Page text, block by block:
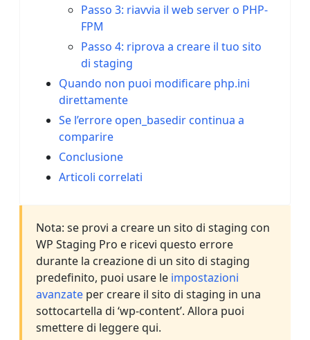
Passo 3: riavvia il web server o PHP-
FPM
Passo 4: riprova a creare il tuo sito
di staging
Quando non puoi modificare php.ini
direttamente
Se l’errore open_basedir continua a
comparire
Conclusione
Articoli correlati
Nota: se provi a creare un sito di staging con
WP Staging Pro e ricevi questo errore
durante la creazione di un sito di staging
predefinito, puoi usare le impostazioni
avanzate per creare il sito di staging in una
sottocartella di ‘wp-content’. Allora puoi
smettere di leggere qui.